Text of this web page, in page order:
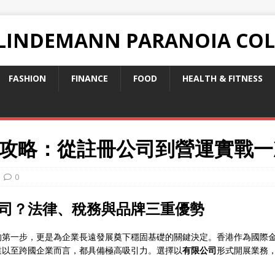
PARANOIA
FASHION FINANCE FOOD HEALTH & FITNESS
略：從註冊公司到營運實戰
0
？法律、稅務與品牌三重優勢
一步，更是為企業長遠發展奠下穩固基礎的關鍵決定。香港作為國際
至跨國企業而言，都具備極高吸引力。選擇以有限公司形式開展業務